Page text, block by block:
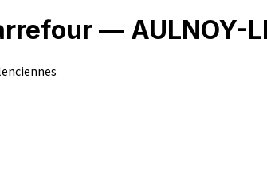
— AULNOY-